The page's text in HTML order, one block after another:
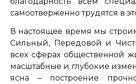
самоотверженно трудятся в
В настоящее время мы
Сильный, Передовой и
всех сферах общественной
масштабные и глубокие
ясна – построение